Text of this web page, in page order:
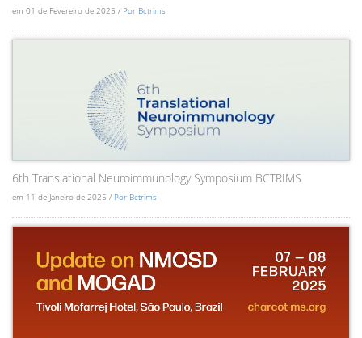
em 01 de Fevereiro de 2025 / Por Bctrims
6th Translational Neuroimmunology Symposium BCTRIMS
em 11 de Janeiro de 2025 / Por Bctrims